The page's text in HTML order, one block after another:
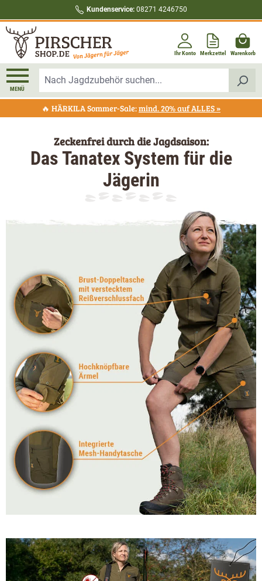
Kundenservice: 08271 4246750
Ihr Konto Merkzettel Warenkorb
MENÜ
🔥 HÄRKILA Sommer-Sale:mind. 20% auf ALLES »
Zeckenfrei durch die Jagdsaison:
Das Tanatex System für die
Jägerin